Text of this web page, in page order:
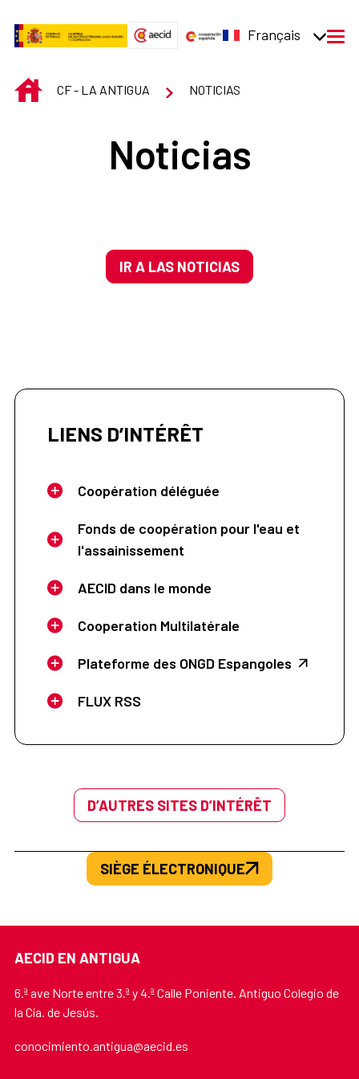
Français
INICIOCF - LA ANTIGUA NOTICIAS
Noticias
IR A LAS NOTICIAS
LIENS D’INTÉRÊT
Coopération déléguée
Fonds de coopération pour l'eau et
l'assainissement
AECID dans le monde
Cooperation Multilatérale
Plateforme des ONGD Espangoles
FLUX RSS
D’AUTRES SITES D’INTÉRÊT
SIÈGE ÉLECTRONIQUE
AECID EN ANTIGUA
6.ª ave Norte entre 3.ª y 4.ª Calle Poniente. Antiguo Colegio de
la Cía. de Jesús.
conocimiento.antigua@aecid.es